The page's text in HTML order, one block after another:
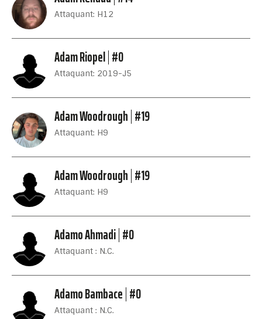
Attaquant: H12
Adam Riopel #0
Attaquant: 2019-J5
Adam Woodrough #19
Attaquant: H9
Adam Woodrough #19
Attaquant: H9
Adamo Ahmadi #0
Attaquant : N.C.
Adamo Bambace #0
Attaquant : N.C.